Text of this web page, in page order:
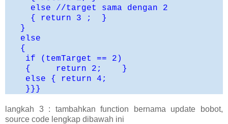
else //target sama dengan 2
{ return 3 ; }
}
else
{
if (temTarget == 2)
{ return 2; }
else { return 4;
}}}
langkah 3 : tambahkan function bernama update bobot,
source code lengkap dibawah ini